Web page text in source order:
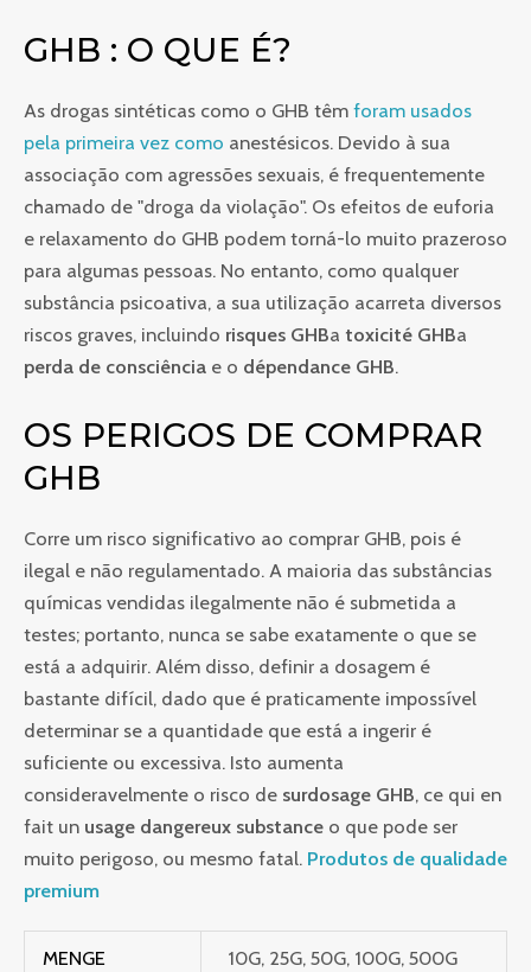
GHB : O QUE É?
As drogas sintéticas como o GHB têm foram usados ​​
pela primeira vez como anestésicos. Devido à sua
associação com agressões sexuais, é frequentemente
chamado de "droga da violação". Os efeitos de euforia
e relaxamento do GHB podem torná-lo muito prazeroso
para algumas pessoas. No entanto, como qualquer
substância psicoativa, a sua utilização acarreta diversos
riscos graves, incluindo risques GHBa toxicité GHBa
perda de consciência e o dépendance GHB.
OS PERIGOS DE COMPRAR
GHB
Corre um risco significativo ao comprar GHB, pois é
ilegal e não regulamentado. A maioria das substâncias
químicas vendidas ilegalmente não é submetida a
testes; portanto, nunca se sabe exatamente o que se
está a adquirir. Além disso, definir a dosagem é
bastante difícil, dado que é praticamente impossível
determinar se a quantidade que está a ingerir é
suficiente ou excessiva. Isto aumenta
consideravelmente o risco de surdosage GHB, ce qui en
fait un usage dangereux substance o que pode ser
muito perigoso, ou mesmo fatal. Produtos de qualidade
premium
MENGE 10G, 25G, 50G, 100G, 500G